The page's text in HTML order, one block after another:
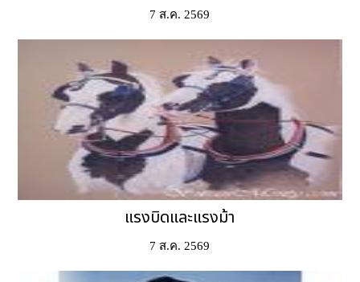
7 ส.ค. 2569
แรงบิดและแรงม้า
7 ส.ค. 2569